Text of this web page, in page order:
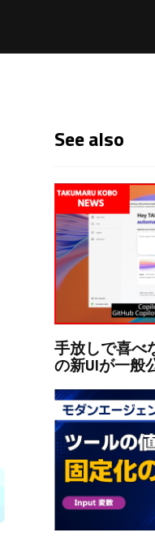
See also
手放しで喜べ
の新UIが一般